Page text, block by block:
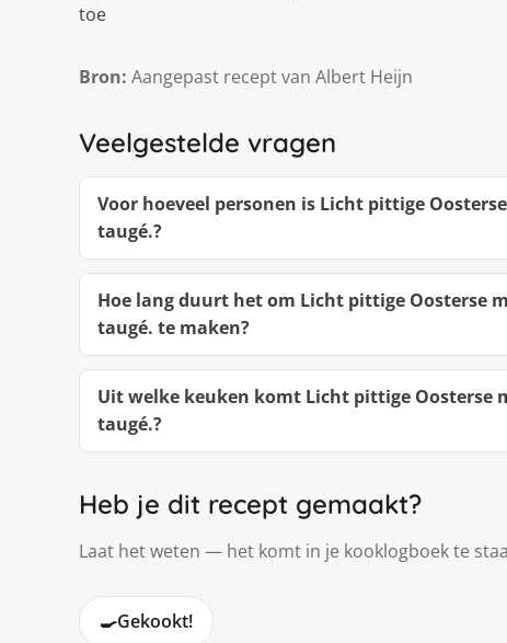
toe
Bron: Aangepast recept van Albert Heijn
Veelgestelde vragen
Voor hoeveel personen is Licht pittige
taugé.?
Hoe lang duurt het om Licht pittige Oosterse
taugé. te maken?
Uit welke keuken komt Licht pittige Oosterse
taugé.?
Heb je dit recept gemaakt?
Laat het weten — het komt in je kooklogboek te
🍳Gekookt!